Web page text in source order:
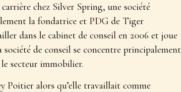
chez Silver Spring, une société
la fondatrice et PDG de Tiger
dans le cabinet de conseil en 2006 et joue
de conseil se concentre principalement
secteur immobilier.
Poitier alors qu’elle travaillait comme